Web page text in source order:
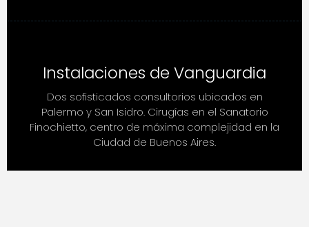
Instalaciones de Vanguardia
Dos sofisticados consultorios ubicados en
Palermo y San Isidro. Cirugías en el Sanatorio
Finochietto, centro de máxima complejidad en la
Ciudad de Buenos Aires.